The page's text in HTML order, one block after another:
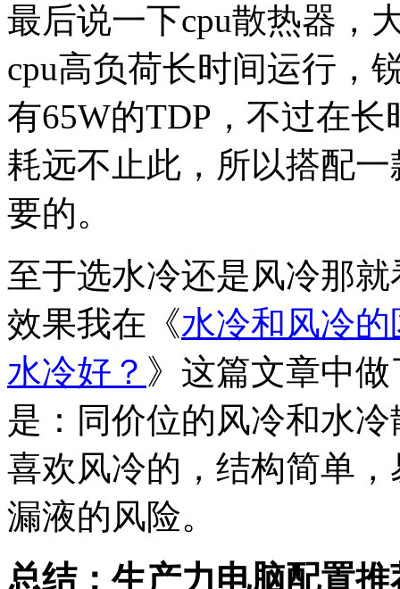
最后说一下cpu散热器，
cpu高负荷长时间运行，
有65W的TDP，不过在
耗远不止此，所以搭配
要的。
至于选水冷还是风冷那
效果我在《水冷和风冷
水冷好？ 》这篇文章中
是：同价位的风冷和水
喜欢风冷的，结构简单
漏液的风险。
总结：生产力电脑配置